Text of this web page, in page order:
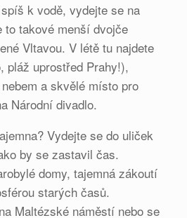
k vodě, vydejte se na
to takové menší dvojče
Vltavou. V létě tu najdete
pláž uprostřed Prahy!),
a skvělé místo pro
Národní divadlo.
Vydejte se do uliček
by se zastavil čas.
domy, tajemná zákoutí
starých časů.
Maltézské náměstí nebo se